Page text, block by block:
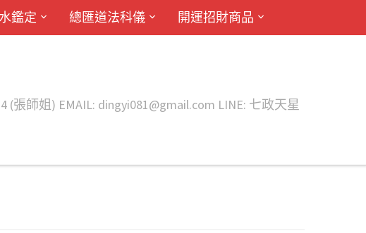
鑑定 總匯道法科儀 開運招財商品
師姐) EMAIL: dingyi081@gmail.com LINE: 七政天星